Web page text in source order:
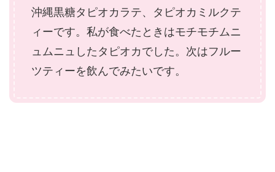
沖縄黒糖タピオカラテ、タピオカミルクテ
ィーです。私が食べたときはモチモチムニ
ュムニュしたタピオカでした。次はフルー
ツティーを飲んでみたいです。